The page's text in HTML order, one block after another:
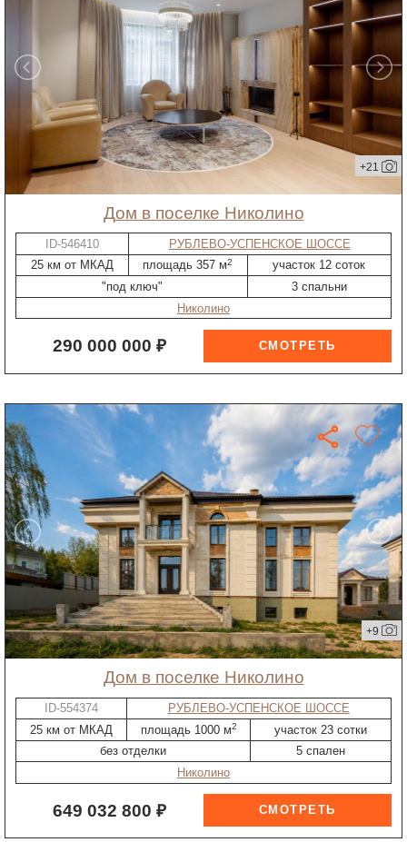
+21
дом в поселке Николино
ID-546410
РУБЛЕВО-УСПЕНСКОЕ ШОССЕ
25 км от МКАД
площадь 357 м2
участок 12 соток
"под ключ"
3 спальни
Николино
290 000 000 ₽
+9
дом в поселке Николино
ID-554374
РУБЛЕВО-УСПЕНСКОЕ ШОССЕ
25 км от МКАД
площадь 1000 м2
участок 23 сотки
без отделки
5 спален
Николино
649 032 800 ₽